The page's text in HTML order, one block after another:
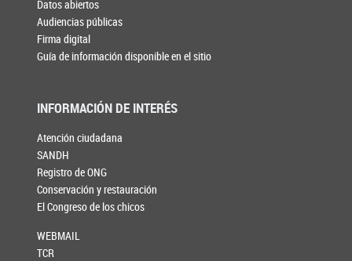
Datos abiertos
Audiencias públicas
Firma digital
Guía de información disponible en el sitio
INFORMACIÓN DE INTERÉS
Atención ciudadana
SANDH
Registro de ONG
Conservación y restauración
El Congreso de los chicos
WEBMAIL
TCR